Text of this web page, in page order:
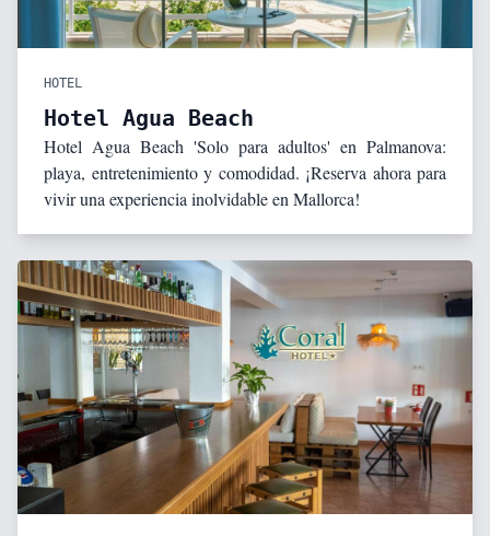
HOTEL
Hotel Agua Beach
Hotel Agua Beach 'Solo para adultos' en Palmanova:
playa, entretenimiento y comodidad. ¡Reserva ahora para
vivir una experiencia inolvidable en Mallorca!